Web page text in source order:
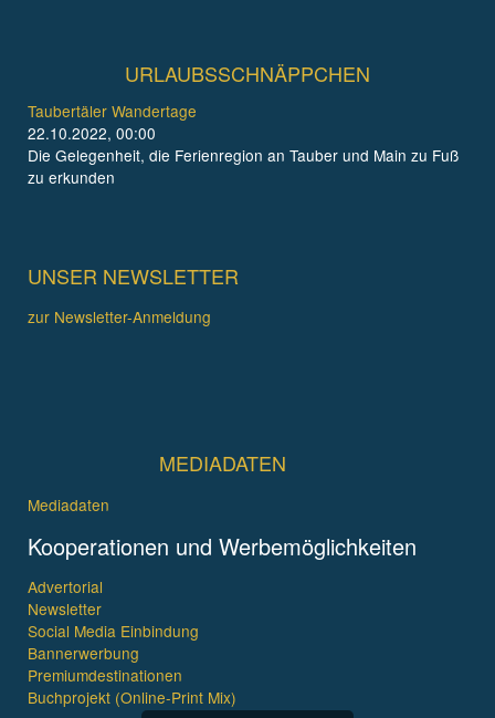
URLAUBSSCHNÄPPCHEN
Taubertäler Wandertage
22.10.2022, 00:00
Die Gelegenheit, die Ferienregion an Tauber und Main zu Fuß
zu erkunden
UNSER NEWSLETTER
zur Newsletter-Anmeldung
MEDIADATEN
Mediadaten
Kooperationen und Werbemöglichkeiten
Advertorial
Newsletter
Social Media Einbindung
Bannerwerbung
Premiumdestinationen
Buchprojekt (Online-Print Mix)